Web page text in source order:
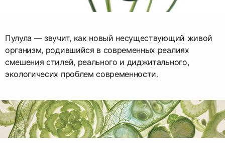
Пулула — звучит, как новый несуществующий живой
организм, родившийся в современных реалиях
смешения стилей, реального и диджитального,
экологичесих проблем современности.